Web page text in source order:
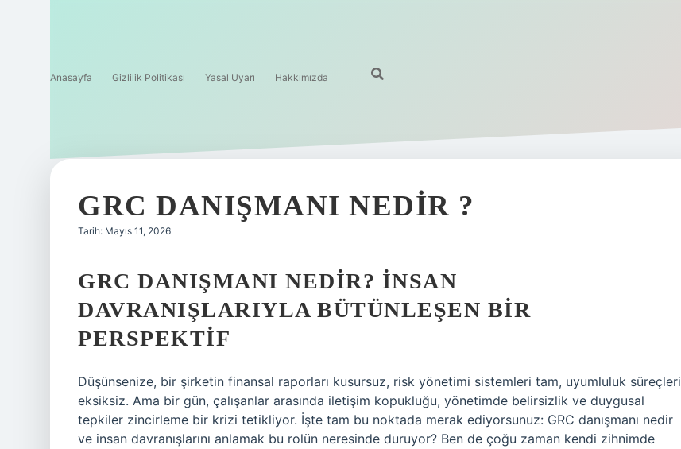
Anasayfa Gizlilik Politikası Yasal Uyarı Hakkımızda
GRC DANIŞMANI NEDIR ?
Tarih: Mayıs 11, 2026
GRC DANIŞMANI NEDIR? İNSAN
DAVRANIŞLARIYLA BÜTÜNLEŞEN BIR
PERSPEKTIF
Düşünsenize, bir şirketin finansal raporları kusursuz, risk yönetimi sistemleri tam, uyumluluk süreçleri
eksiksiz. Ama bir gün, çalışanlar arasında iletişim kopukluğu, yönetimde belirsizlik ve duygusal
tepkiler zincirleme bir krizi tetikliyor. İşte tam bu noktada merak ediyorsunuz: GRC danışmanı nedir
ve insan davranışlarını anlamak bu rolün neresinde duruyor? Ben de çoğu zaman kendi zihnimde